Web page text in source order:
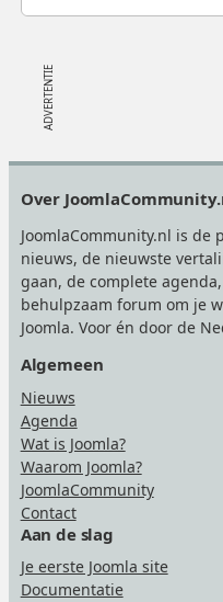
Over
JoomlaCommunity.nl is de
nieuws, de nieuwste
gaan, de complete
behulpzaam forum om je
Joomla. Voor én door de
Algemeen
Nieuws
Agenda
Wat is Joomla?
Waarom Joomla?
JoomlaCommunity
Contact
Aan de slag
Je eerste Joomla site
Documentatie